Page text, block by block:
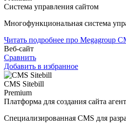
Система управления сайтом
Многофункциональная система
Читать подробнее про Megagroup
Веб-сайт
Сравнить
Добавить в избранное
CMS Sitebill
Premium
Платформа для создания сайта
Специализированная CMS для